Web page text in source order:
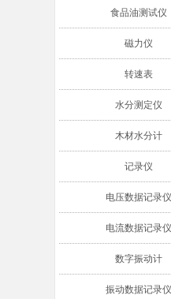
食品油测试仪
磁力仪
转速表
水分测定仪
木材水分计
记录仪
电压数据记录仪
电流数据记录仪
数字振动计
振动数据记录仪